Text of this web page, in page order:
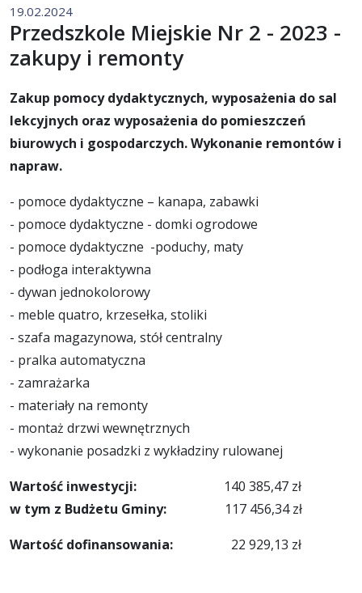
19.02.2024
Przedszkole Miejskie Nr 2 - 2023 -
zakupy i remonty
Zakup pomocy dydaktycznych, wyposażenia do sal
lekcyjnych oraz wyposażenia do pomieszczeń
biurowych i gospodarczych. Wykonanie remontów i
napraw.
- pomoce dydaktyczne – kanapa, zabawki
- pomoce dydaktyczne - domki ogrodowe
- pomoce dydaktyczne -poduchy, maty
- podłoga interaktywna
- dywan jednokolorowy
- meble quatro, krzesełka, stoliki
- szafa magazynowa, stół centralny
- pralka automatyczna
- zamrażarka
- materiały na remonty
- montaż drzwi wewnętrznych
- wykonanie posadzki z wykładziny rulowanej
Wartość inwestycji:
140 385,47 zł
w tym z Budżetu Gminy:
117 456,34 zł
Wartość dofinansowania: 22 929,13 zł